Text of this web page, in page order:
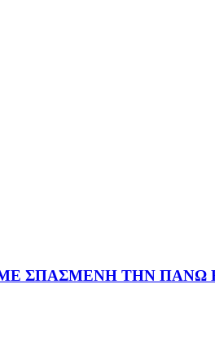
ΜΕ ΣΠΑΣΜΕΝΗ ΤΗΝ ΠΑΝΩ